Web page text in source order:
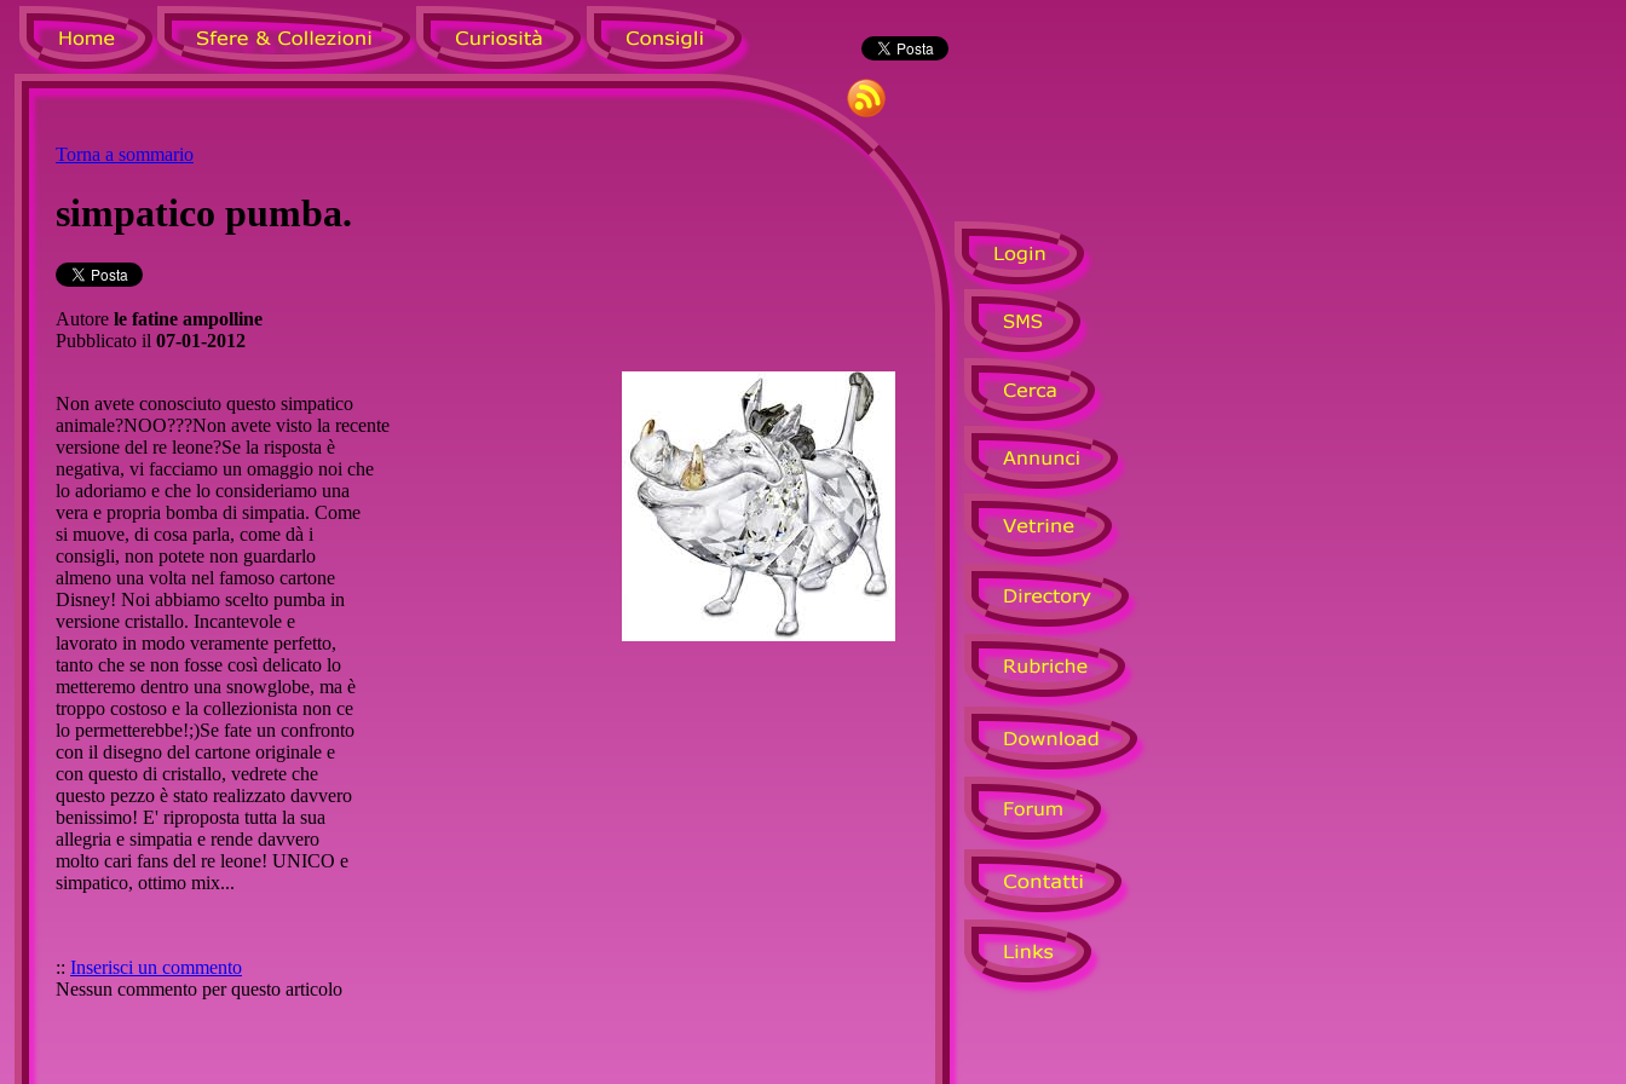
Torna a sommario
simpatico pumba.
Autore le fatine ampolline
Pubblicato il 07-01-2012
Non avete conosciuto questo simpatico
animale?NOO???Non avete visto la recente
versione del re leone?Se la risposta è
negativa, vi facciamo un omaggio noi che
lo adoriamo e che lo consideriamo una
vera e propria bomba di simpatia. Come
si muove, di cosa parla, come dà i
consigli, non potete non guardarlo
almeno una volta nel famoso cartone
Disney! Noi abbiamo scelto pumba in
versione cristallo. Incantevole e
lavorato in modo veramente perfetto,
tanto che se non fosse così delicato lo
metteremo dentro una snowglobe, ma è
troppo costoso e la collezionista non ce
lo permetterebbe!;)Se fate un confronto
con il disegno del cartone originale e
con questo di cristallo, vedrete che
questo pezzo è stato realizzato davvero
benissimo! E' riproposta tutta la sua
allegria e simpatia e rende davvero
molto cari fans del re leone! UNICO e
simpatico, ottimo mix...
:: Inserisci un commento
Nessun commento per questo articolo